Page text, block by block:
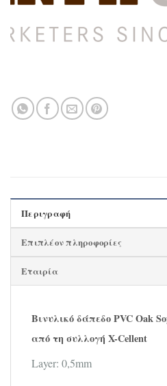
Περιγραφή
Επιπλέον πληροφορίες
Εταιρία
Βινυλικό δάπεδο PVC Oak
από τη συλλογή X-Cellent
Layer: 0,5mm